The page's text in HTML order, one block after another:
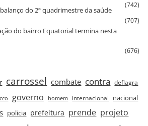
(742)
do 2º quadrimestre da saúde
(707)
do bairro Equatorial termina nesta
(676)
carrossel combate contra deflagra
governo homem internacional nacional
policia prefeitura prende projeto